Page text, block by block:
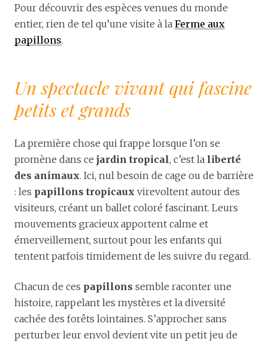
Pour découvrir des espèces venues du monde
entier, rien de tel qu’une visite à la Ferme aux
papillons.
Un spectacle vivant qui fascine
petits et grands
La première chose qui frappe lorsque l’on se
promène dans ce jardin tropical, c’est la liberté
des animaux. Ici, nul besoin de cage ou de barrière
: les papillons tropicaux virevoltent autour des
visiteurs, créant un ballet coloré fascinant. Leurs
mouvements gracieux apportent calme et
émerveillement, surtout pour les enfants qui
tentent parfois timidement de les suivre du regard.
Chacun de ces papillons semble raconter une
histoire, rappelant les mystères et la diversité
cachée des forêts lointaines. S’approcher sans
perturber leur envol devient vite un petit jeu de